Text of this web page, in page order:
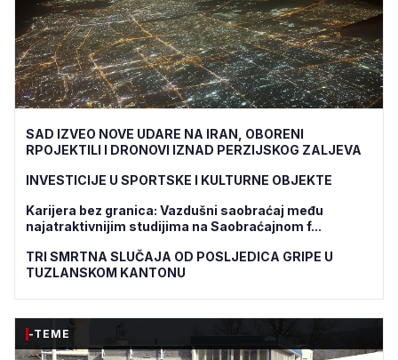
SAD IZVEO NOVE UDARE NA IRAN, OBORENI
RPOJEKTILI I DRONOVI IZNAD PERZIJSKOG ZALJEVA
INVESTICIJE U SPORTSKE I KULTURNE OBJEKTE
Karijera bez granica: Vazdušni saobraćaj među
najatraktivnijim studijima na Saobraćajnom f...
TRI SMRTNA SLUČAJA OD POSLJEDICA GRIPE U
TUZLANSKOM KANTONU
-TEME